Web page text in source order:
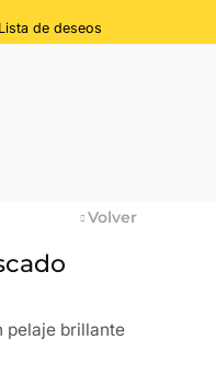
Lista de deseos
Volver
pelaje brillante